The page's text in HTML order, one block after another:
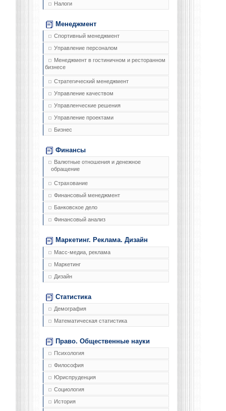
Налоги
Менеджмент
Спортивный менеджмент
Управление персоналом
Менеджмент в гостиничном и ресторанном
бизнесе
Стратегический менеджмент
Управление качеством
Управленческие решения
Управление проектами
Бизнес
Финансы
Валютные отношения и денежное
обращение
Страхование
Финансовый менеджмент
Банковское дело
Финансовый анализ
Маркетинг. Реклама. Дизайн
Масс-медиа, реклама
Маркетинг
Дизайн
Статистика
Демография
Математическая статистика
Право. Общественные науки
Психология
Философия
Юриспруденция
Социология
История